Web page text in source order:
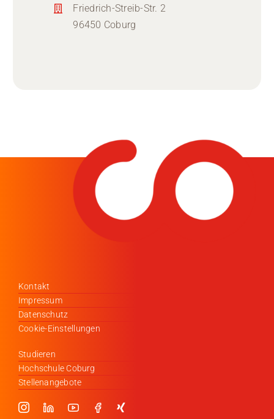
Friedrich-Streib-Str. 2
96450 Coburg
Kontakt
Impressum
Datenschutz
Cookie-Einstellungen
Studieren
Hochschule Coburg
Stellenangebote